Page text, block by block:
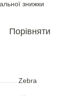
знижки
Порівняти
Zebra